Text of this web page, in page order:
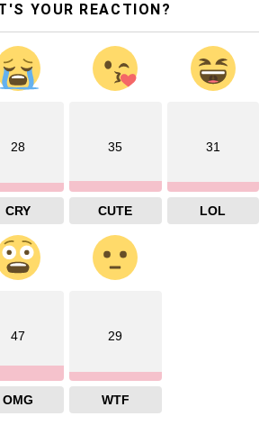
YOUR REACTION?
28
CRY
35
CUTE
31
LOL
47
OMG
29
WTF